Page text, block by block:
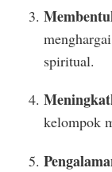
spiritual.
kelompok